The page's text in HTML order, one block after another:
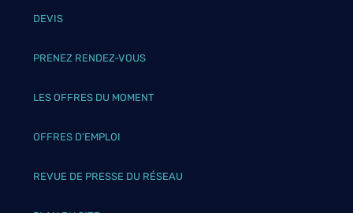
DEVIS
PRENEZ RENDEZ-VOUS
LES OFFRES DU MOMENT
OFFRES D’EMPLOI
REVUE DE PRESSE DU RÉSEAU